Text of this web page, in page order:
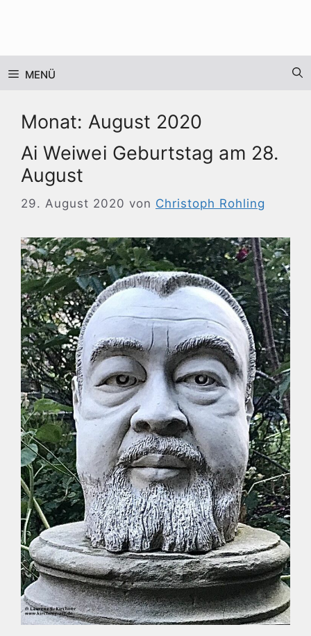
MENÜ
Monat: August 2020
Ai Weiwei Geburtstag am 28.
August
29. August 2020 von Christoph Rohling